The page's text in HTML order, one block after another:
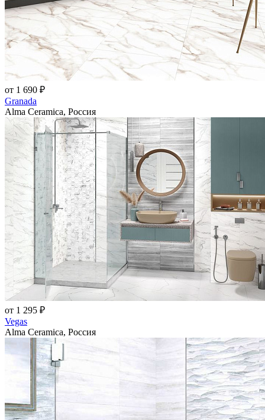
от 1 690 ₽
Granada
Alma Ceramica, Россия
от 1 295 ₽
Vegas
Alma Ceramica, Россия